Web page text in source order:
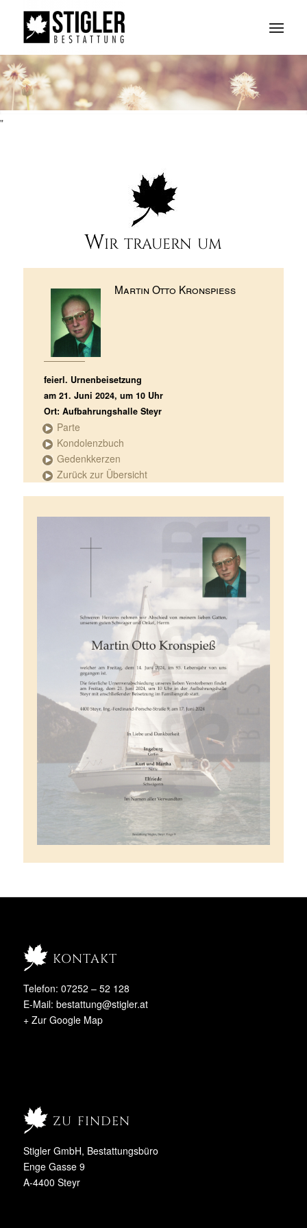
"
Wir trauern um
Martin Otto Kronspieß
feierl. Urnenbeisetzung
am 21. Juni 2024, um 10 Uhr
Ort: Aufbahrungshalle Steyr
Parte
Kondolenzbuch
Gedenkkerzen
Zurück zur Übersicht
kontakt
Telefon: 07252 – 52 128
E-Mail: bestattung@stigler.at
+ Zur Google Map
zu finden
Stigler GmbH, Bestattungsbüro
Enge Gasse 9
A-4400 Steyr